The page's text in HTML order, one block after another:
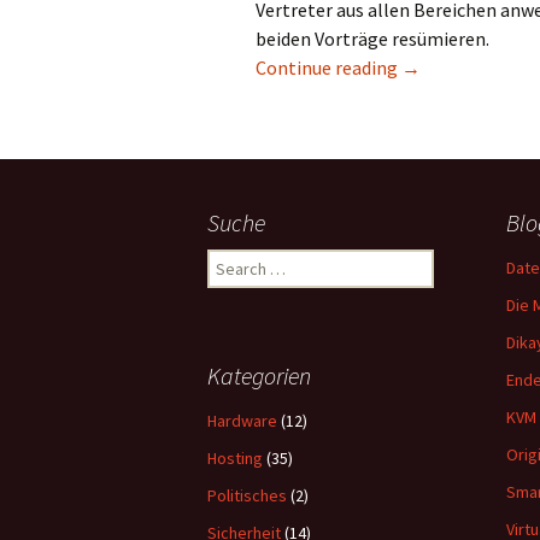
Vertreter aus allen Bereichen
beiden Vorträge resümieren.
Continue reading Shops, Viren
→
Suche
Search
for:
Die
Kategorien
Hardware (12)
Hosting (35)
Politisches (2)
Sicherheit(14)